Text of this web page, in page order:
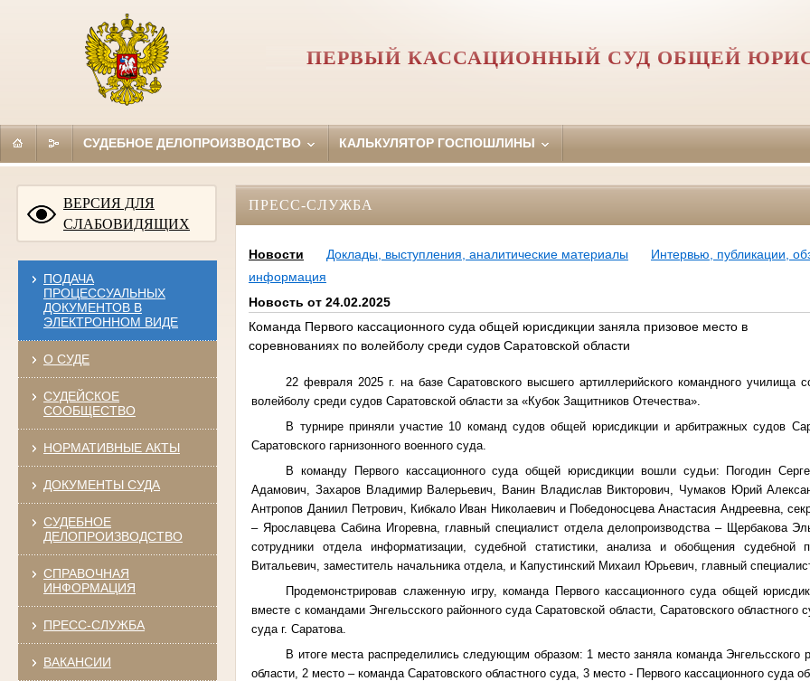
ПЕРВЫЙ КАССАЦИОННЫЙ СУД ОБЩЕЙ
СУДЕБНОЕ ДЕЛОПРОИЗВОДСТВО КАЛЬКУЛЯТОР ГОСПОШЛИНЫ
ВЕРСИЯ ДЛЯ
СЛАБОВИДЯЩИХ
ПОДАЧА
ПРОЦЕССУАЛЬНЫХ
ДОКУМЕНТОВ В
ЭЛЕКТРОННОМ ВИДЕ
О СУДЕ
СУДЕЙСКОЕ
СООБЩЕСТВО
НОРМАТИВНЫЕ АКТЫ
ДОКУМЕНТЫ СУДА
СУДЕБНОЕ
ДЕЛОПРОИЗВОДСТВО
СПРАВОЧНАЯ
ИНФОРМАЦИЯ
ПРЕСС-СЛУЖБА
ВАКАНСИИ
ПРЕСС-СЛУЖБА
Новости Доклады, выступления, аналитические материалы Интервью, публикации,
информация
Новость от 24.02.2025
Команда Первого кассационного суда общей юрисдикции заняла призовое место в
соревнованиях по волейболу среди судов Саратовской области
22 февраля 2025 г. на базе Саратовского высшего артиллерийского командного училища
волейболу среди судов Саратовской области за «Кубок Защитников Отечества».
В турнире приняли участие 10 команд судов общей юрисдикции и арбитражных судов
Саратовского гарнизонного военного суда.
В команду Первого кассационного суда общей юрисдикции вошли судьи: Погодин
Адамович, Захаров Владимир Валерьевич, Ванин Владислав Викторович, Чумаков Юрий
Антропов Даниил Петрович, Кибкало Иван Николаевич и Победоносцева Анастасия Андреевна,
– Ярославцева Сабина Игоревна, главный специалист отдела делопроизводства – Щербакова
сотрудники отдела информатизации, судебной статистики, анализа и обобщения судебной
Витальевич, заместитель начальника отдела, и Капустинский Михаил Юрьевич, главный
Продемонстрировав слаженную игру, команда Первого кассационного суда общей
вместе с командами Энгельсского районного суда Саратовской области, Саратовского областного
суда г. Саратова.
В итоге места распределились следующим образом: 1 место заняла команда Энгельсского
области, 2 место – команда Саратовского областного суда, 3 место - Первого кассационного суда